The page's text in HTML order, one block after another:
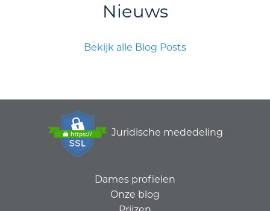
Nieuws
Bekijk alle Blog Posts
Juridische mededeling
Dames profielen
Onze blog